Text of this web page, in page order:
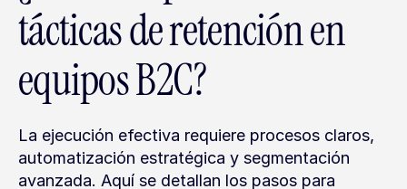
tácticas de retención en
equipos B2C?
La ejecución efectiva requiere procesos claros,
automatización estratégica y segmentación
avanzada. Aquí se detallan los pasos para